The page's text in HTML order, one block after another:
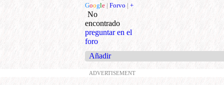
Google | Forvo | +
No
encontrado
preguntar en el
foro
Añadir
ADVERTISEMENT